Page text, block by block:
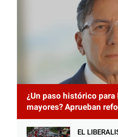
¿Un paso histórico
mayores? Aprueban
el diputado Salomón
su protección en
EL